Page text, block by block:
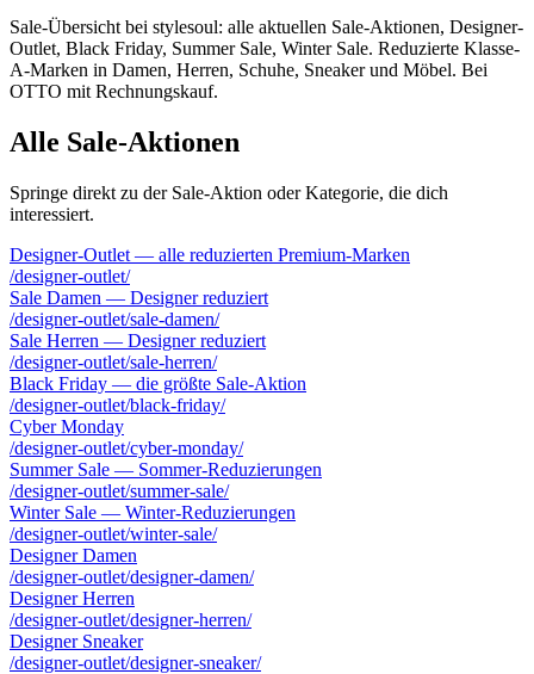
Sale-Übersicht bei stylesoul: alle aktuellen Sale-Aktionen, Designer-
Outlet, Black Friday, Summer Sale, Winter Sale. Reduzierte Klasse-
A-Marken in Damen, Herren, Schuhe, Sneaker und Möbel. Bei
OTTO mit Rechnungskauf.
Alle Sale-Aktionen
Springe direkt zu der Sale-Aktion oder Kategorie, die dich
interessiert.
Designer-Outlet — alle reduzierten Premium-Marken
/designer-outlet/
Sale Damen — Designer reduziert
/designer-outlet/sale-damen/
Sale Herren — Designer reduziert
/designer-outlet/sale-herren/
Black Friday — die größte Sale-Aktion
/designer-outlet/black-friday/
Cyber Monday
/designer-outlet/cyber-monday/
Summer Sale — Sommer-Reduzierungen
/designer-outlet/summer-sale/
Winter Sale — Winter-Reduzierungen
/designer-outlet/winter-sale/
Designer Damen
/designer-outlet/designer-damen/
Designer Herren
/designer-outlet/designer-herren/
Designer Sneaker
/designer-outlet/designer-sneaker/